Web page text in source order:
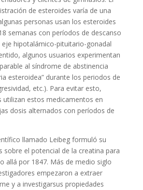
de esteroides varía de una
personas usan los esteroides
semanas con períodos de descanso
hipotalámico-pituitario-gonadal
algunos usuarios experimentan
al síndrome de abstinencia
esteroidea” durante los periodos de
etc.). Para evitar esto,
utilizan estos medicamentos en
dosis alternados con períodos de
llamado Leibeg formuló su
sobre el potencial de la creatina para
allá por 1847. Más de medio siglo
empezaron a extraer
y a investigarsus propiedades